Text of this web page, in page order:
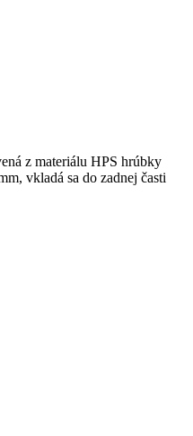
z materiálu HPS hrúbky
vkladá sa do zadnej časti